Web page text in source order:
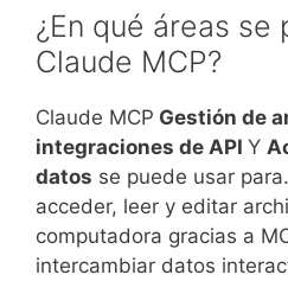
¿En qué áreas se
Claude MCP?
Claude MCP Gestión de
integraciones de API Y
datos se puede usar para.
acceder, leer y editar
computadora gracias a
intercambiar datos